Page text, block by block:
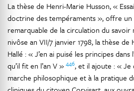
La thèse de Henri-Marie Husson, «
doctrine des tempéraments », offre
remarquable de la circulation du savoir
nivôse an VII/7 janvier 1798, la thèse
Hallé : « J’en ai puisé les principes dans
qu’il fit en l’an V » 446, et il ajoute : « Je
marche philosophique et à la pratique